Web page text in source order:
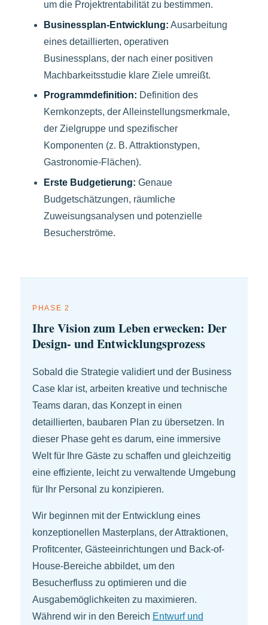
um die Projektrentabilität zu bestimmen.
Businessplan-Entwicklung: Ausarbeitung
eines detaillierten, operativen
Businessplans, der nach einer positiven
Machbarkeitsstudie klare Ziele umreißt.
Programmdefinition: Definition des
Kernkonzepts, der Alleinstellungsmerkmale,
der Zielgruppe und spezifischer
Komponenten (z. B. Attraktionstypen,
Gastronomie-Flächen).
Erste Budgetierung: Genaue
Budgetschätzungen, räumliche
Zuweisungsanalysen und potenzielle
Besucherströme.
PHASE 2
Ihre Vision zum Leben erwecken: Der
Design- und Entwicklungsprozess
Sobald die Strategie validiert und der Business
Case klar ist, arbeiten kreative und technische
Teams daran, das Konzept in einen
detaillierten, baubaren Plan zu übersetzen. In
dieser Phase geht es darum, eine immersive
Welt für Ihre Gäste zu schaffen und gleichzeitig
eine effiziente, leicht zu verwaltende Umgebung
für Ihr Personal zu konzipieren.
Wir beginnen mit der Entwicklung eines
konzeptionellen Masterplans, der Attraktionen,
Profitcenter, Gästeeinrichtungen und Back-of-
House-Bereiche abbildet, um den
Besucherfluss zu optimieren und die
Ausgabemöglichkeiten zu maximieren.
Während wir in den Bereich Entwurf und